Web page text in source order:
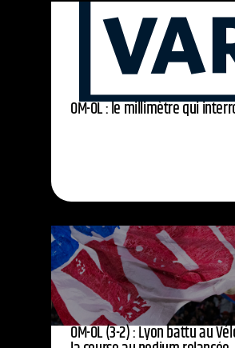
OM-OL : le millimètre qui
OM-OL (3-2) : Lyon battu au